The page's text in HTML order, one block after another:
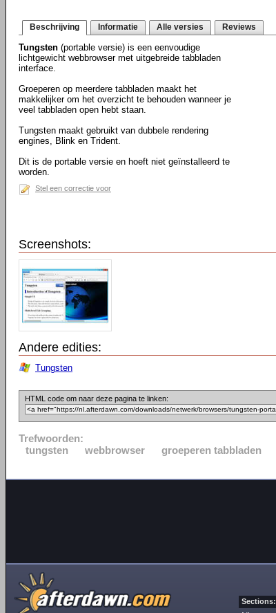
Beschrijving Informatie Alle versies Reviews
Tungsten (portable versie) is een eenvoudige
lichtgewicht webbrowser met uitgebreide tabbladen
interface.
Groeperen op meerdere tabbladen maakt het
makkelijker om het overzicht te behouden wanneer je
veel tabbladen open hebt staan.
Tungsten maakt gebruikt van dubbele rendering
engines, Blink en Trident.
Dit is de portable versie en hoeft niet geïnstalleerd te
worden.
Stel een correctie voor
Screenshots:
Andere edities:
Tungsten
HTML code om naar deze pagina te linken:
Trefwoorden:
tungsten
webbrowser groeperen tabbladen
Sections: